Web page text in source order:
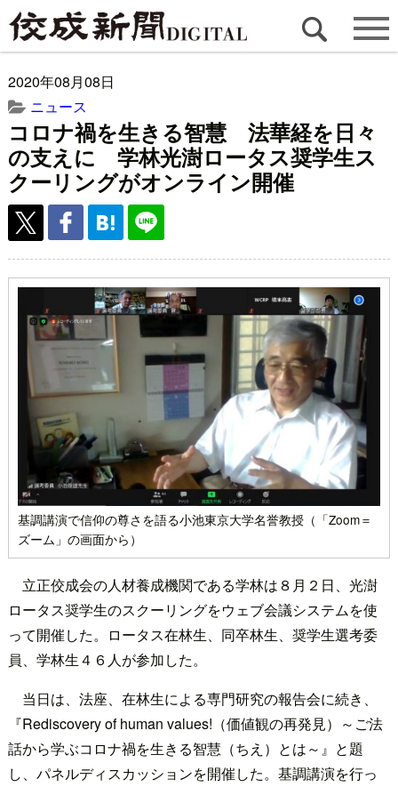
2020年08月08日
ニュース
コロナ禍を生きる智慧 法華経を日々
の支えに 学林光澍ロータス奨学生ス
クーリングがオンライン開催
基調講演で信仰の尊さを語る小池東京大学名誉教授（「Zoom＝
ズーム」の画面から）
立正佼成会の人材養成機関である学林は８月２日、光澍
ロータス奨学生のスクーリングをウェブ会議システムを使
って開催した。ロータス在林生、同卒林生、奨学生選考委
員、学林生４６人が参加した。
当日は、法座、在林生による専門研究の報告会に続き、
『Rediscovery of human values!（価値観の再発見）～ご法
話から学ぶコロナ禍を生きる智慧（ちえ）とは～』と題
し、パネルディスカッションを開催した。基調講演を行っ